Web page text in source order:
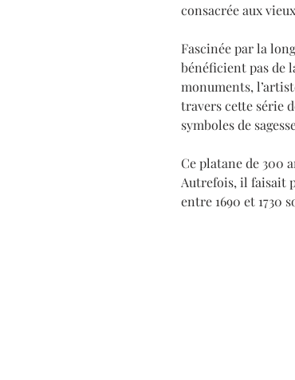
consacrée aux
Fascinée par la
bénéficient pas de
monuments,
travers cette série
symboles de
Ce platane de 300
Autrefois, il faisait
entre 1690 et 1730